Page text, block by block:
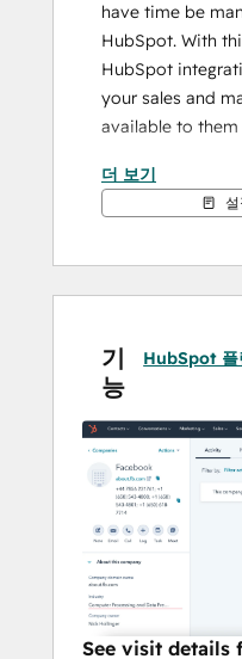
have time be
HubSpot. With
HubSpot
your sales and
available to
You have some
Visitor Queue
Create
Visitor
Create
Create
Visitor
HubSpot.
details of
your
HubSpot
records.
더 보기
기
능
HubSpot 플
See visit details